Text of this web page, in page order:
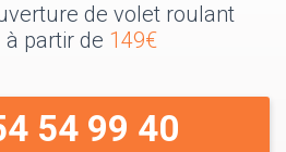
de volet roulant
à partir de 149€
54 99 40